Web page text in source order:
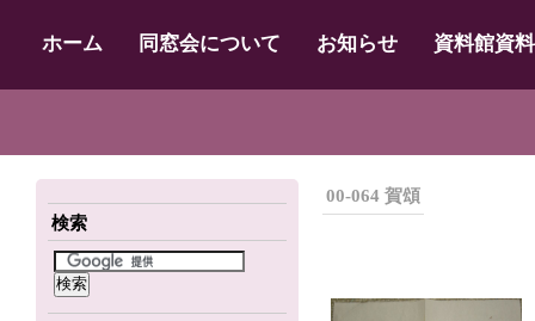
ホーム 同窓会について お知らせ 資料館資
検索
00-064 賀頌